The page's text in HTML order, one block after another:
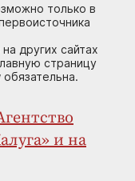
только в
других сайтах
страницу
и на